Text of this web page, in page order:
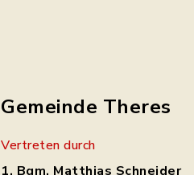
Gemeinde Theres
Vertreten durch
1. Bgm. Matthias Schneider